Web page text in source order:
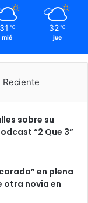
31 ℃
mié
32 ℃
jue
Reciente
sobre su
“2 Que 3”
en plena
otra novia en